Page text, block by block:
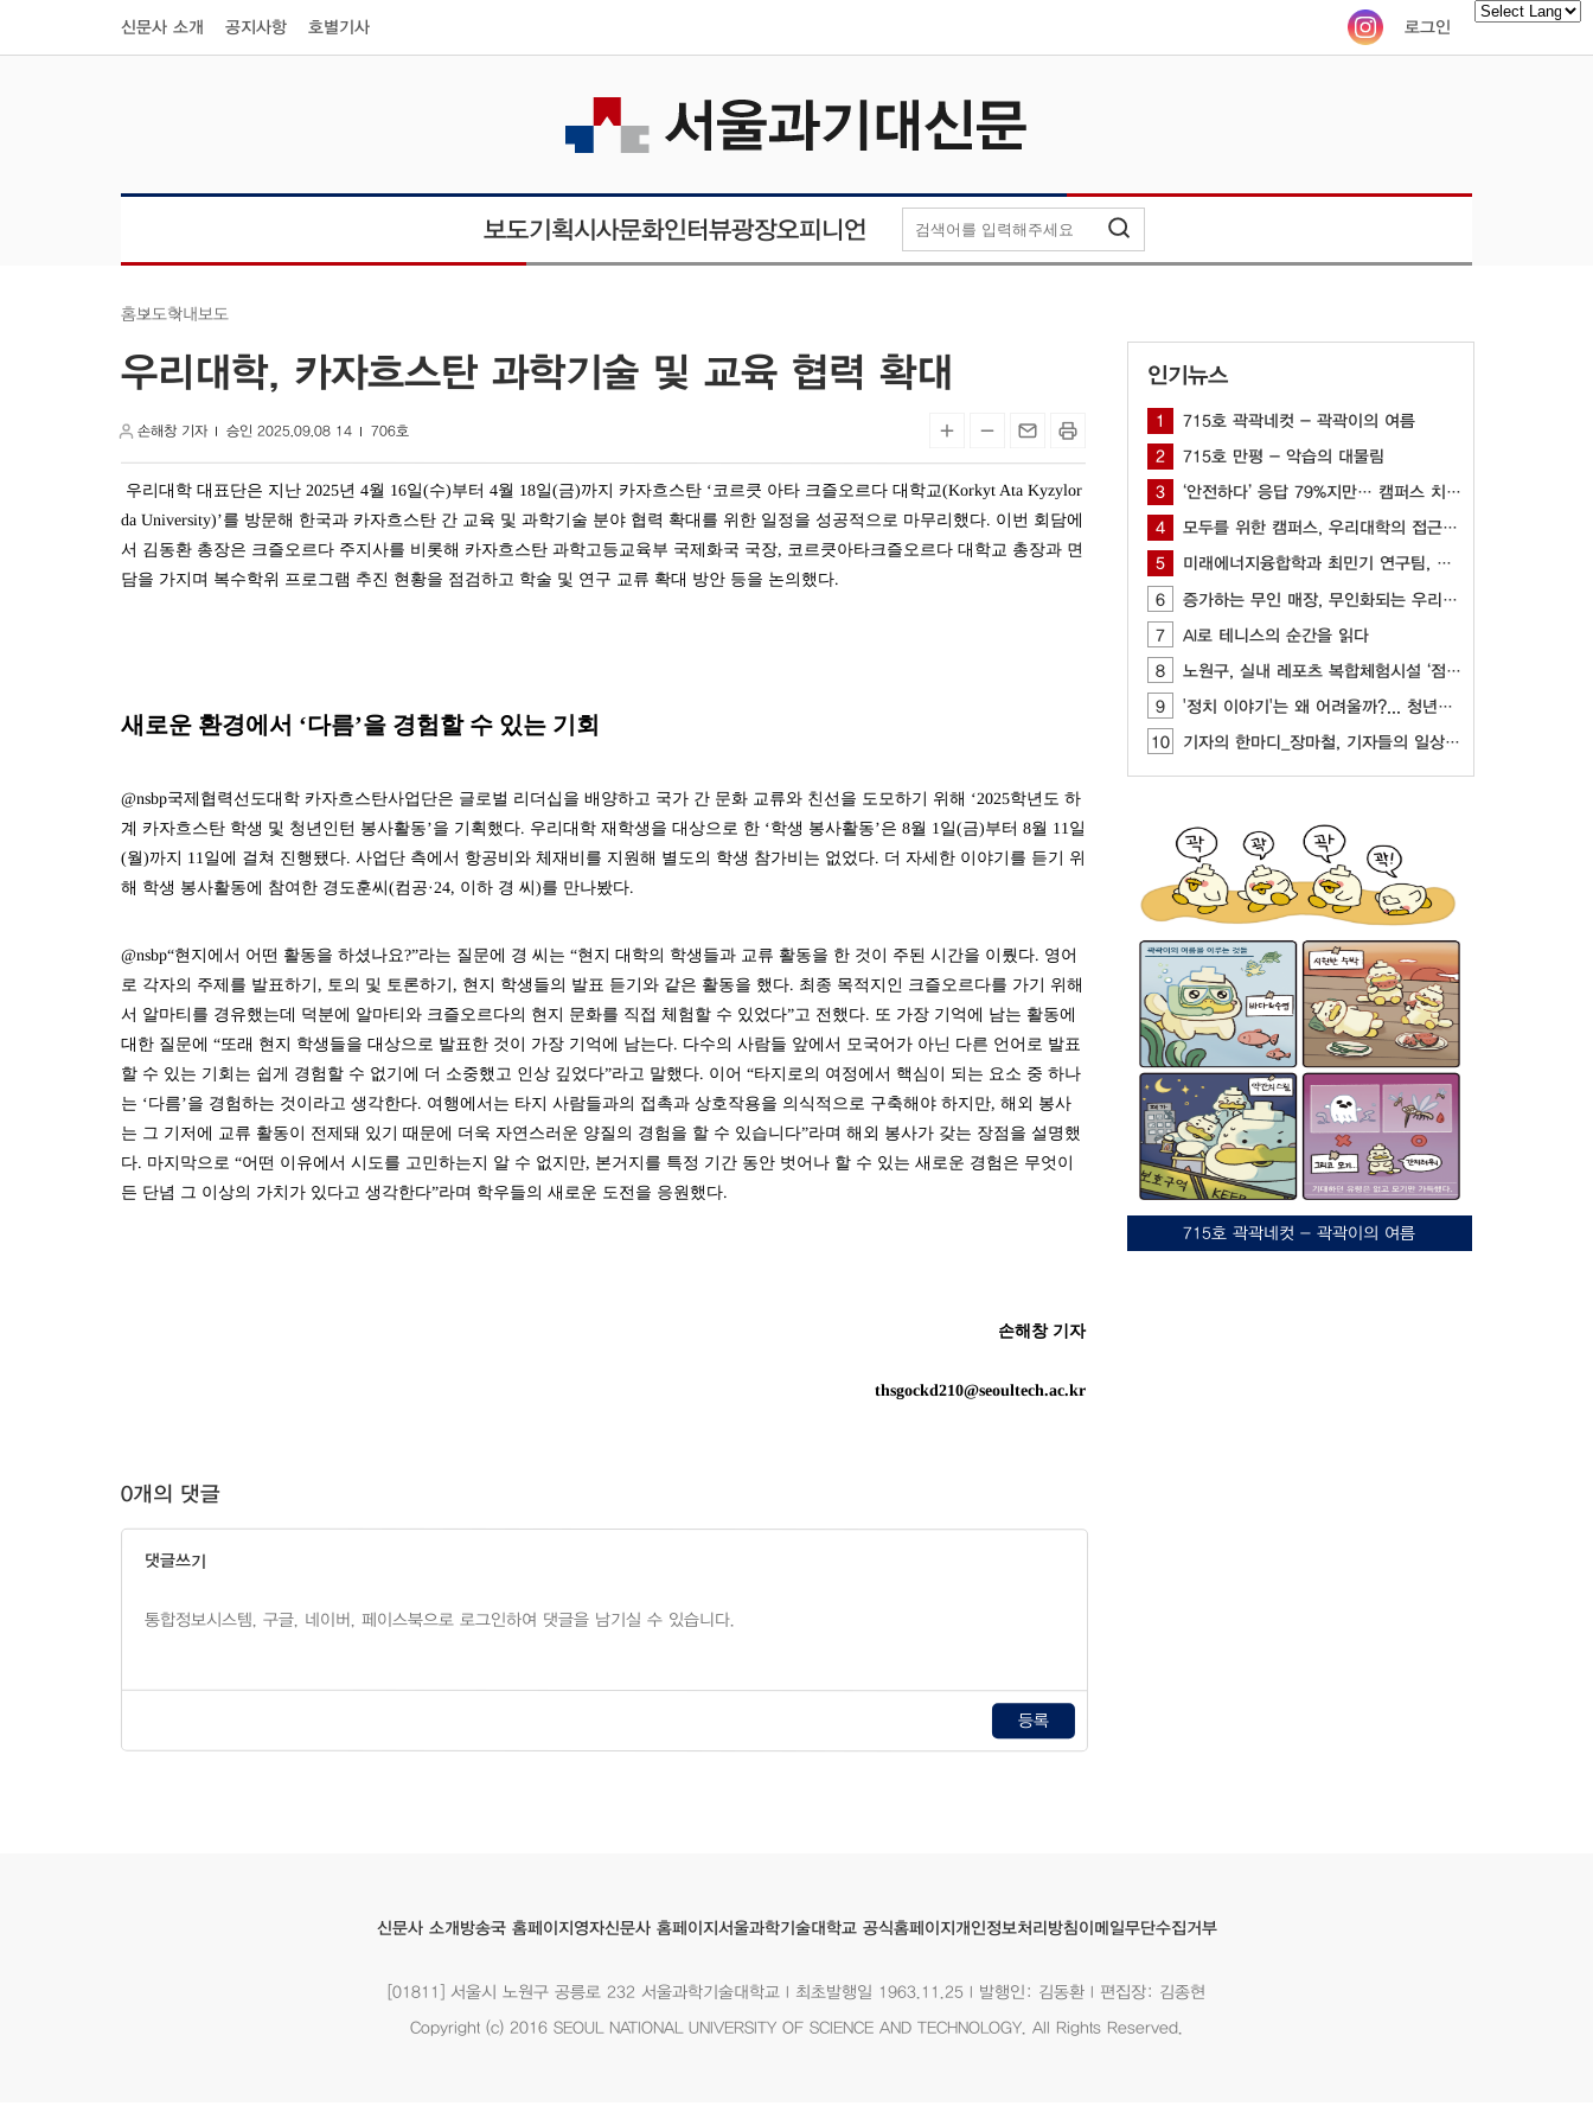
신문사 소개 공지사항 호별기사 로그인
보도기획시사문화인터뷰광장오피니언
홈보도 학내보도
우리대학, 카자흐스탄 과학기술 및 교육 협력 확대
손해창 기자 승인 2025.09.08 14 706호
우리대학 대표단은 지난 2025년 4월 16일(수)부터 4월 18일(금)까지 카자흐스탄 ‘코르큿 아타 크즐오르다 대학교(Korkyt Ata Kyzylor
da University)’를 방문해 한국과 카자흐스탄 간 교육 및 과학기술 분야 협력 확대를 위한 일정을 성공적으로 마무리했다. 이번 회담에
서 김동환 총장은 크즐오르다 주지사를 비롯해 카자흐스탄 과학고등교육부 국제화국 국장, 코르큿아타크즐오르다 대학교 총장과 면
담을 가지며 복수학위 프로그램 추진 현황을 점검하고 학술 및 연구 교류 확대 방안 등을 논의했다.
새로운 환경에서 ‘다름’을 경험할 수 있는 기회
@nsbp국제협력선도대학 카자흐스탄사업단은 글로벌 리더십을 배양하고 국가 간 문화 교류와 친선을 도모하기 위해 ‘2025학년도 하
계 카자흐스탄 학생 및 청년인턴 봉사활동’을 기획했다. 우리대학 재학생을 대상으로 한 ‘학생 봉사활동’은 8월 1일(금)부터 8월 11일
(월)까지 11일에 걸쳐 진행됐다. 사업단 측에서 항공비와 체재비를 지원해 별도의 학생 참가비는 없었다. 더 자세한 이야기를 듣기 위
해 학생 봉사활동에 참여한 경도훈씨(컴공·24, 이하 경 씨)를 만나봤다.
@nsbp“현지에서 어떤 활동을 하셨나요?”라는 질문에 경 씨는 “현지 대학의 학생들과 교류 활동을 한 것이 주된 시간을 이뤘다. 영어
로 각자의 주제를 발표하기, 토의 및 토론하기, 현지 학생들의 발표 듣기와 같은 활동을 했다. 최종 목적지인 크즐오르다를 가기 위해
서 알마티를 경유했는데 덕분에 알마티와 크즐오르다의 현지 문화를 직접 체험할 수 있었다”고 전했다. 또 가장 기억에 남는 활동에
대한 질문에 “또래 현지 학생들을 대상으로 발표한 것이 가장 기억에 남는다. 다수의 사람들 앞에서 모국어가 아닌 다른 언어로 발표
할 수 있는 기회는 쉽게 경험할 수 없기에 더 소중했고 인상 깊었다”라고 말했다. 이어 “타지로의 여정에서 핵심이 되는 요소 중 하나
는 ‘다름’을 경험하는 것이라고 생각한다. 여행에서는 타지 사람들과의 접촉과 상호작용을 의식적으로 구축해야 하지만, 해외 봉사
는 그 기저에 교류 활동이 전제돼 있기 때문에 더욱 자연스러운 양질의 경험을 할 수 있습니다”라며 해외 봉사가 갖는 장점을 설명했
다. 마지막으로 “어떤 이유에서 시도를 고민하는지 알 수 없지만, 본거지를 특정 기간 동안 벗어나 할 수 있는 새로운 경험은 무엇이
든 단념 그 이상의 가치가 있다고 생각한다”라며 학우들의 새로운 도전을 응원했다.
손해창 기자
thsgockd210@seoultech.ac.kr
0개의 댓글
댓글쓰기
등록
인기뉴스
1 715호 곽곽네컷 - 곽곽이의 여름
2 715호 만평 - 악습의 대물림
3 ‘안전하다’ 응답 79%지만… 캠퍼스 치안 공백 여전해
4 모두를 위한 캠퍼스, 우리대학의 접근성을 묻다
5 미래에너지융합학과 최민기 연구팀, AI, CFD 기반 최적화 기술 개발
6 증가하는 무인 매장, 무인화되는 우리 사회
7 AI로 테니스의 순간을 읽다
8 노원구, 실내 레포츠 복합체험시설 ‘점프’ 개관
9 '정치 이야기'는 왜 어려울까?... 청년들이 느끼는 정치 표현의 부담
10 기자의 한마디_장마철, 기자들의 일상은?
715호 곽곽네컷 - 곽곽이의 여름
신문사 소개 방송국 홈페이지 영자신문사 홈페이지 서울과학기술대학교 공식홈페이지 개인정보처리방침이메일무단수집거부
[01811] 서울시 노원구 공릉로 232 서울과학기술대학교 I 최초발행일 1963.11.25 I 발행인: 김동환 I 편집장: 김종현
Copyright (c) 2016 SEOUL NATIONAL UNIVERSITY OF SCIENCE AND TECHNOLOGY. All Rights Reserved.